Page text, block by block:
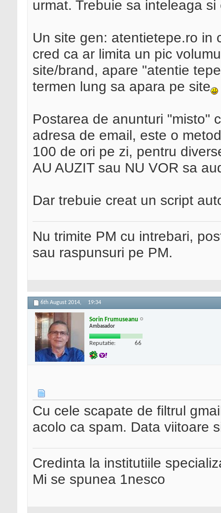
urmat. Trebuie sa inteleaga
Un site gen: atentietepe.ro in
cred ca ar limita un pic
site/brand, apare "atentie
termen lung sa apara pe site
Postarea de anunturi "misto"
adresa de email, este o
100 de ori pe zi, pentru
AU AUZIT sau NU VOR sa
Dar trebuie creat un script
Nu trimite PM cu intrebari,
sau raspunsuri pe PM.
6th August 2014, 19:34
Sorin Frumuseanu
Ambasador
Reputatie: 66
Cu cele scapate de filtrul
acolo ca spam. Data viitoare
Credinta la institutiile
Mi se spunea 1nesco